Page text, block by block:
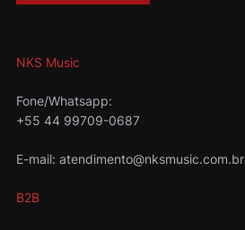
NKS Music
Fone/Whatsapp:
+55 44 99709-0687
E-mail: atendimento@nksmusic.com.br
B2B